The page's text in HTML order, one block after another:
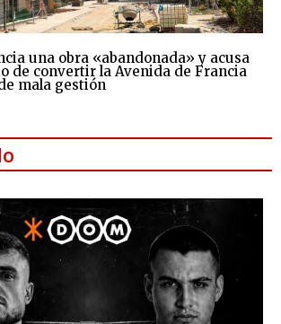
una obra «abandonada» y acusa
de convertir la Avenida de Francia
mala gestión